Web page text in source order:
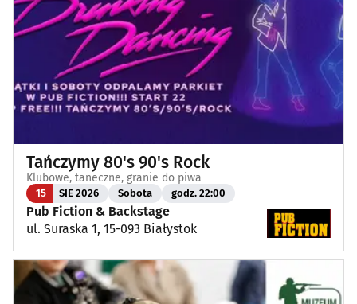
Tańczymy 80's 90's Rock
Klubowe, taneczne, granie do piwa
15 SIE 2026 Sobota godz. 22:00
Pub Fiction & Backstage
ul. Suraska 1, 15-093 Białystok